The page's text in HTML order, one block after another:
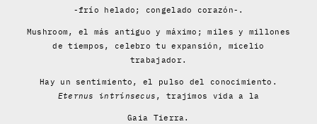
-frío helado; congelado corazón-.
Mushroom, el más antiguo y máximo; miles y millones
de tiempos, celebro tu expansión, micelio
trabajador.
Hay un sentimiento, el pulso del conocimiento.
Eternus intrínsecus , trajimos vida a la
Gaia Tierra.